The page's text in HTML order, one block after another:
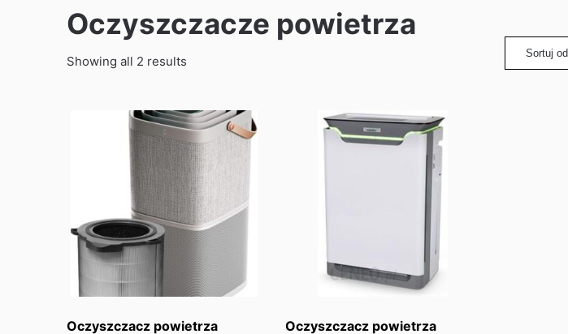
Oczyszczacze powietrza
Showing all 2 results
Oczyszczacz powietrza
Oczyszczacz powietrza